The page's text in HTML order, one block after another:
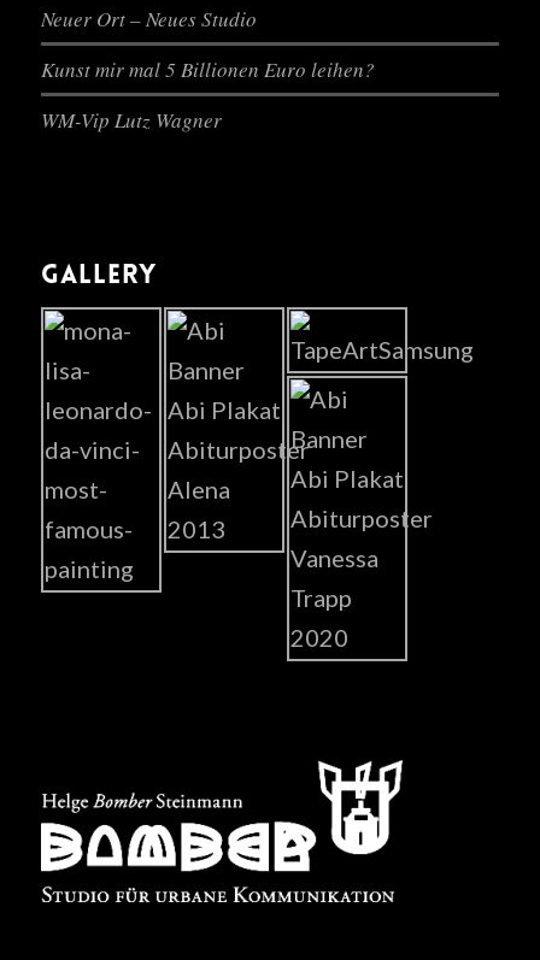
Neuer Ort – Neues Studio
Kunst mir mal 5 Billionen Euro leihen?
WM-Vip Lutz Wagner
GALLERY